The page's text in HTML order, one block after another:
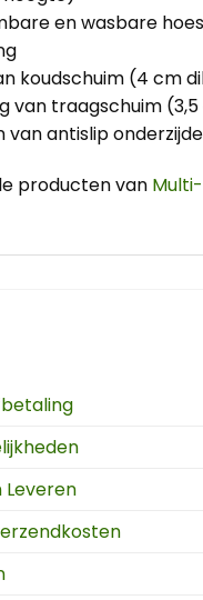
en wasbare
koudschuim (4 cm
van traagschuim
van antislip onderzijde
producten van
Leveren